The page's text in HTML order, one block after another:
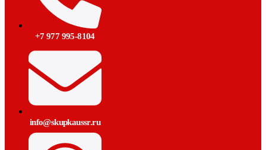
+7 977 995-8104
info@skupkaussr.ru